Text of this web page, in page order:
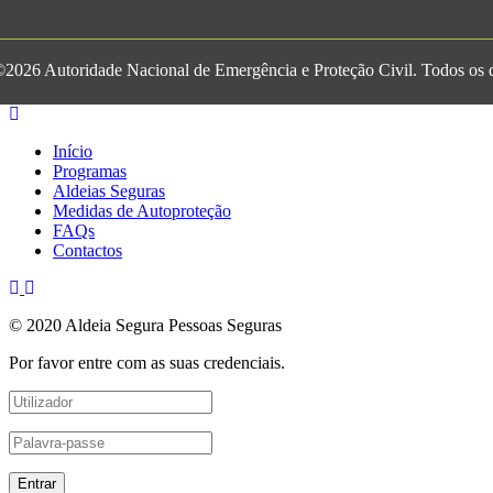
Autoridade Nacional de Emergência e Proteção Civil. Todos os
Início
Programas
Aldeias Seguras
Medidas de Autoproteção
FAQs
Contactos
© 2020 Aldeia Segura Pessoas Seguras
Por favor entre com as suas credenciais.